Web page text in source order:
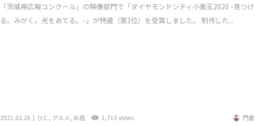
「茨城県広報コンクール」の映像部門で「ダイヤモンドシティ小美玉2020 -見つけ
る。みがく。光をあてる。-」が特選（第1位）を受賞しました。 制作した...
2021.02.26 ひと , グルメ, お店 1,715 views 門